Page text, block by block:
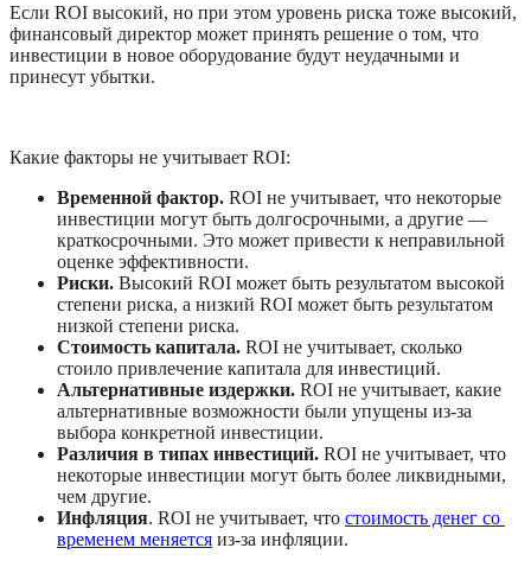
Если ROI высокий, но при этом уровень риска тоже высокий,
финансовый директор может принять решение о том, что
инвестиции в новое оборудование будут неудачными и
принесут убытки.
Какие факторы не учитывает ROI:
Временной фактор. ROI не учитывает, что некоторые
инвестиции могут быть долгосрочными, а другие —
краткосрочными. Это может привести к неправильной
оценке эффективности.
Риски. Высокий ROI может быть результатом высокой
степени риска, а низкий ROI может быть результатом
низкой степени риска.
Стоимость капитала. ROI не учитывает, сколько
стоило привлечение капитала для инвестиций.
Альтернативные издержки. ROI не учитывает, какие
альтернативные возможности были упущены из-за
выбора конкретной инвестиции.
Различия в типах инвестиций. ROI не учитывает, что
некоторые инвестиции могут быть более ликвидными,
чем другие.
Инфляция. ROI не учитывает, что стоимость денег со
временем меняется из-за инфляции.